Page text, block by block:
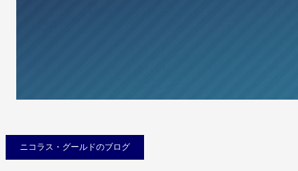
ニコラス・グールドのブログ